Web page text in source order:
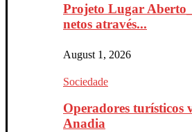
Projeto Lugar
netos através...
August 1, 2026
Sociedade
Operadores turísticos
Anadia